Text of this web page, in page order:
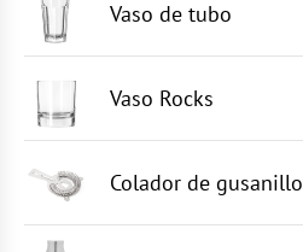
Vaso de tubo
Vaso Rocks
Colador de gusanillo